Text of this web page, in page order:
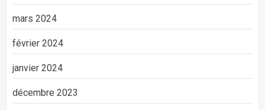
mars 2024
février 2024
janvier 2024
décembre 2023